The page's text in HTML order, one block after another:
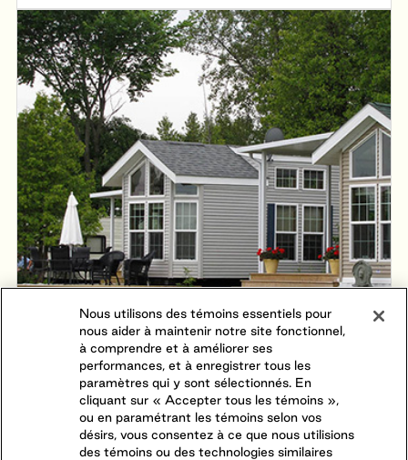
concours de pêche, une journée de carnaval, de
l’animation lors de la fête du Canada, des danses pour
les adultes, les familles et les ados, pour ne nommer
que celles-ci !
Beaver Narrows
Nous utilisons des témoins essentiels pour
nous aider à maintenir notre site fonctionnel,
à comprendre et à améliorer ses
performances, et à enregistrer tous les
paramètres qui y sont sélectionnés. En
cliquant sur « Accepter tous les témoins »,
ou en paramétrant les témoins selon vos
désirs, vous consentez à ce que nous utilisions
des témoins ou des technologies similaires